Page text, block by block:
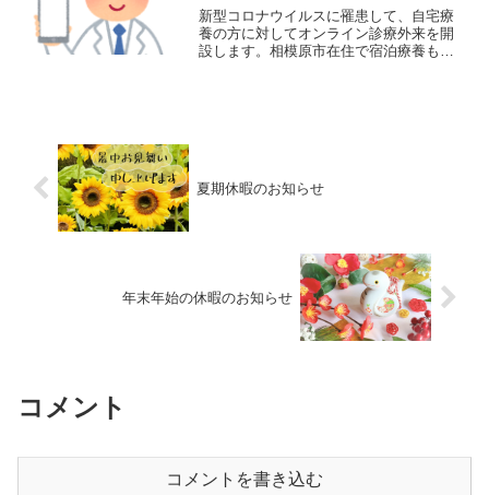
新型コロナウイルスに罹患して、自宅療
養の方に対してオンライン診療外来を開
設します。相模原市在住で宿泊療養もし
夏期休暇のお知らせ
年末年始の休暇のお知らせ
コメント
コメントを書き込む